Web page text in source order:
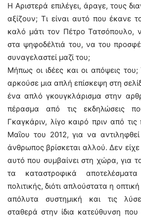
Η Αριστερά επιλέγει, άραγε, τους
αξίζουν; Τι είναι αυτό που έκανε
καλό μάτι τον Πέτρο Τατσόπουλο,
στα ψηφοδέλτιά του, να του
συναγελαστεί μαζί του;
Μήπως οι ιδέες και οι απόψεις
αρκούσε μια απλή επίσκεψη στη
ένα απλό γκουγκλάρισμα στην
πέρασμα από τις εκδηλώσεις
Γκαγκάριν, λίγο καιρό πριν από
Μαΐου του 2012, για να
άνθρωπος βρίσκεται αλλού. Δεν είχε
αυτό που συμβαίνει στη χώρα, για
τα καταστροφικά
πολιτικής, διότι απλούστατα η
απόλυτα συστημική και τις
σταθερά στην ίδια κατεύθυνση